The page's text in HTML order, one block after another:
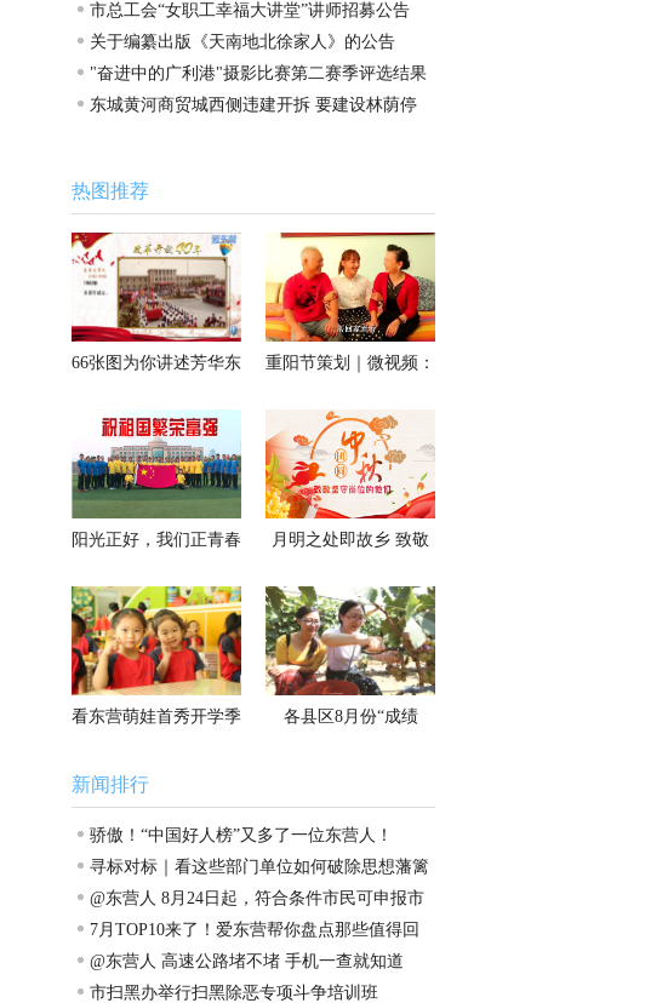
市总工会“女职工幸福大讲堂”讲师招募公告
关于编纂出版《天南地北徐家人》的公告
"奋进中的广利港"摄影比赛第二赛季评选结果
东城黄河商贸城西侧违建开拆 要建设林荫停
热图推荐
66张图为你讲述芳华东
营春天的故事
重阳节策划｜微视频：
常回家看看
阳光正好，我们正青春 月明之处即故乡 致敬
坚守岗位的他们
看东营萌娃首秀开学季 各县区8月份“成绩
新闻排行
骄傲！“中国好人榜”又多了一位东营人！
寻标对标｜看这些部门单位如何破除思想藩篱
立潮头？
@东营人 8月24日起，符合条件市民可申报市
直公租房
7月TOP10来了！爱东营帮你盘点那些值得回
眸的看点
@东营人 高速公路堵不堵 手机一查就知道
市扫黑办举行扫黑除恶专项斗争培训班